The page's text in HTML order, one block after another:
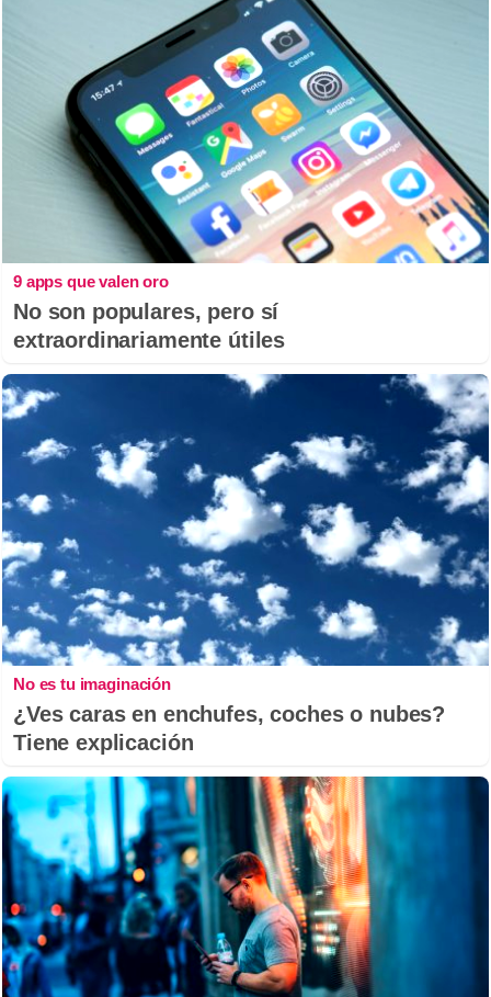
9 apps que valen oro
No son populares, pero sí
extraordinariamente útiles
No es tu imaginación
¿Ves caras en enchufes, coches o nubes?
Tiene explicación